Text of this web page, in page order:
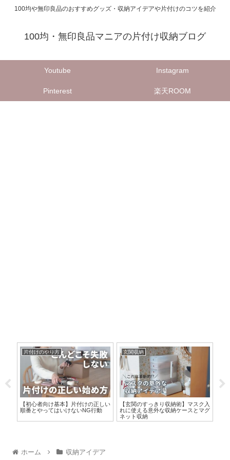
100均や無印良品のおすすめグッズ・収納アイデアや片付けのコツを紹介
100均・無印良品マニアの片付け収納ブログ
Youtube Instagram
Pinterest 楽天ROOM
片付けのやり方
【初心者向け基本】片付けの正しい
順番とやってはいけないNG行動
玄関収納
【玄関のすっきり収納術】マスク入
れに使える意外な収納ケースとマグ
ネット収納
ホーム 収納アイデア